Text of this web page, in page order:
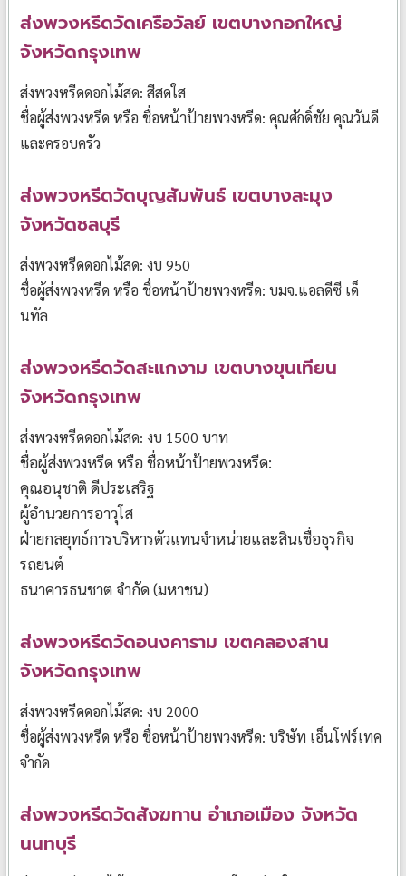
ส่งพวงหรีดวัดเครือวัลย์ เขตบางกอกใหญ่
จังหวัดกรุงเทพ
ส่งพวงหรีดดอกไม้สด: สีสดใส
ชื่อผู้ส่งพวงหรีด หรือ ชื่อหน้าป้ายพวงหรีด: คุณศักดิ์ชัย คุณวันดี
และครอบครัว
ส่งพวงหรีดวัดบุญสัมพันธ์ เขตบางละมุง
จังหวัดชลบุรี
ส่งพวงหรีดดอกไม้สด: งบ 950
ชื่อผู้ส่งพวงหรีด หรือ ชื่อหน้าป้ายพวงหรีด: บมจ.แอลดีซี เด็
นทัล
ส่งพวงหรีดวัดสะแกงาม เขตบางขุนเทียน
จังหวัดกรุงเทพ
ส่งพวงหรีดดอกไม้สด: งบ 1500 บาท
ชื่อผู้ส่งพวงหรีด หรือ ชื่อหน้าป้ายพวงหรีด:
คุณอนุชาติ ดีประเสริฐ
ผู้อำนวยการอาวุโส
ฝ่ายกลยุทธ์การบริหารตัวแทนจำหน่ายและสินเชื่อธุรกิจ
รถยนต์
ธนาคารธนชาต จำกัด (มหาชน)
ส่งพวงหรีดวัดอนงคาราม เขตคลองสาน
จังหวัดกรุงเทพ
ส่งพวงหรีดดอกไม้สด: งบ 2000
ชื่อผู้ส่งพวงหรีด หรือ ชื่อหน้าป้ายพวงหรีด: บริษัท เอ็นโฟร์เทค
จำกัด
ส่งพวงหรีดวัดสังฆทาน อำเภอเมือง จังหวัด
นนทบุรี